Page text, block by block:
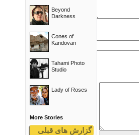
Beyond
Darkness
Cones of
Kandovan
Tahami Photo
Studio
Lady of Roses
More Stories
گزارش های قبلی